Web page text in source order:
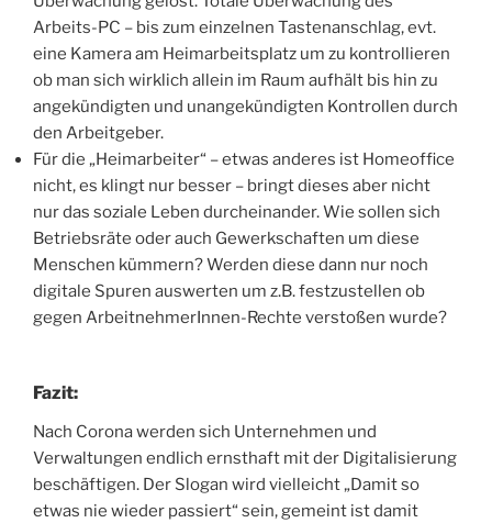
Arbeits-PC – bis zum einzelnen Tastenanschlag, evt.
eine Kamera am Heimarbeitsplatz um zu kontrollieren
ob man sich wirklich allein im Raum aufhält bis hin zu
angekündigten und unangekündigten Kontrollen durch
den Arbeitgeber.
Für die „Heimarbeiter“ – etwas anderes ist Homeoffice
nicht, es klingt nur besser – bringt dieses aber nicht
nur das soziale Leben durcheinander. Wie sollen sich
Betriebsräte oder auch Gewerkschaften um diese
Menschen kümmern? Werden diese dann nur noch
digitale Spuren auswerten um z.B. festzustellen ob
gegen ArbeitnehmerInnen-Rechte verstoßen wurde?
Fazit:
Nach Corona werden sich Unternehmen und
Verwaltungen endlich ernsthaft mit der Digitalisierung
beschäftigen. Der Slogan wird vielleicht „Damit so
etwas nie wieder passiert“ sein, gemeint ist damit